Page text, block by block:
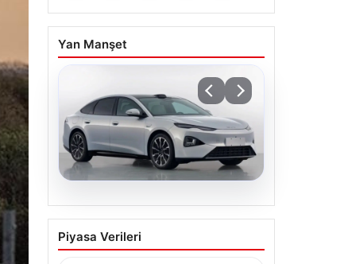
Yan Manşet
07.08.2026
BYD’nin yeni model
hamlesi: Otomotivde
Piyasa Verileri